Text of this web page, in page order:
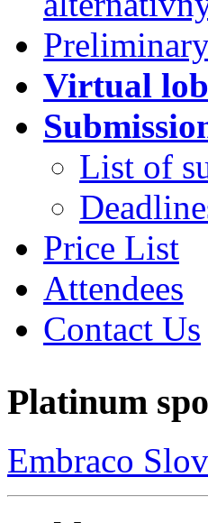
Virtual
List of
Price List
Attendees
Contact Us
Platinum
Embraco